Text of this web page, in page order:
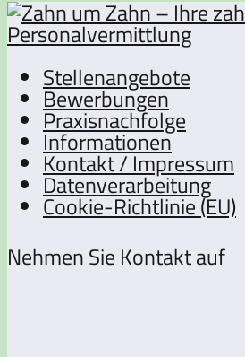
Stellenangebote
Bewerbungen
Praxisnachfolge
Informationen
Kontakt / Impressum
Datenverarbeitung
Cookie-Richtlinie (EU)
Nehmen Sie Kontakt auf